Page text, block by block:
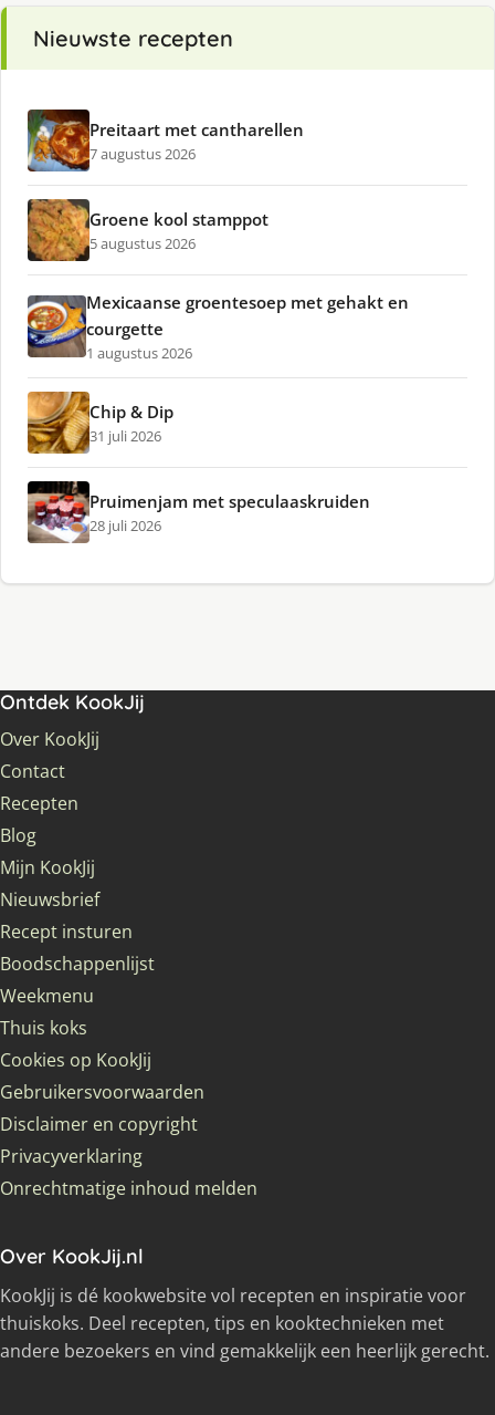
Nieuwste recepten
Preitaart met cantharellen
7 augustus 2026
Groene kool stamppot
5 augustus 2026
Mexicaanse groentesoep met gehakt en
courgette
1 augustus 2026
Chip & Dip
31 juli 2026
Pruimenjam met speculaaskruiden
28 juli 2026
Ontdek KookJij
Over KookJij
Contact
Recepten
Blog
Mijn KookJij
Nieuwsbrief
Recept insturen
Boodschappenlijst
Weekmenu
Thuis koks
Cookies op KookJij
Gebruikersvoorwaarden
Disclaimer en copyright
Privacyverklaring
Onrechtmatige inhoud melden
Over KookJij.nl
KookJij is dé kookwebsite vol recepten en inspiratie voor
thuiskoks. Deel recepten, tips en kooktechnieken met
andere bezoekers en vind gemakkelijk een heerlijk gerecht.